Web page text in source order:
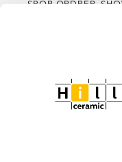
SPOR ORDRER